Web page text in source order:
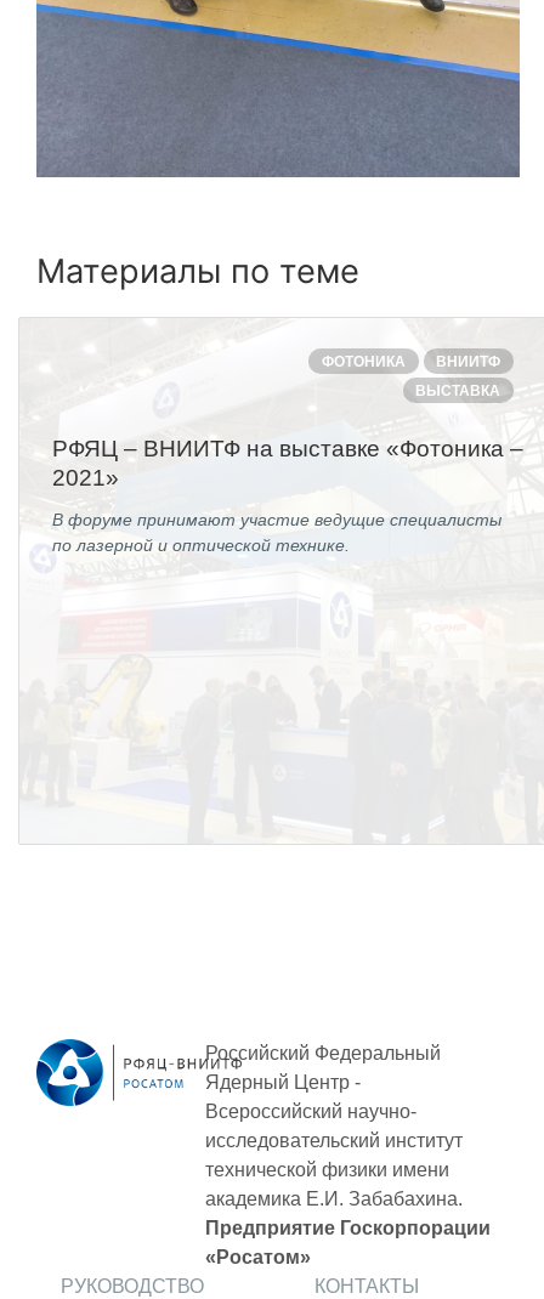
СОЦИАЛЬНАЯ ОТВЕТСТВЕННОСТЬ
Охрана окружающей среды
Программы по оздоровлению
Спорт и отдых
Высокая социальная эффективность
Территория здоровья
ПРЕСС-ЦЕНТР
Новости ВНИИТФ
Контакты
ПОСЕЩЕНИЕ ЗАТО
Материалы по теме
ФОТОНИКА
ВНИИТФ
ВЫСТАВКА
РФЯЦ – ВНИИТФ на выставке «Фотоника –
2021»
В форуме принимают участие ведущие специалисты
по лазерной и оптической технике.
Российский Федеральный
Ядерный Центр -
Всероссийский научно-
исследовательский институт
технической физики имени
академика Е.И. Забабахина.
Предприятие Госкорпорации
«Росатом»
РУКОВОДСТВО
КОНТАКТЫ